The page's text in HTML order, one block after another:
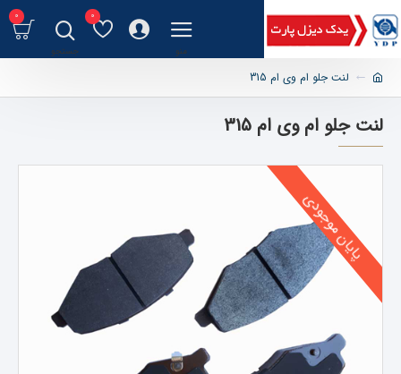
0
0
لنت جلو ام وی ام 315
لنت جلو ام وی ام 315
پایان موجودی